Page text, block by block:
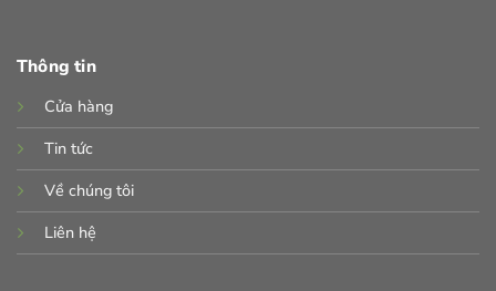
Thông tin
Cửa hàng
Tin tức
Về chúng tôi
Liên hệ